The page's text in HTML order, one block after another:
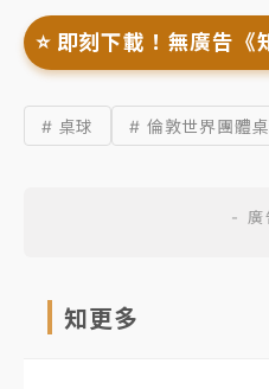
⭐️ 即刻下載！無廣告
# 桌球 # 倫敦世界團體
知更多